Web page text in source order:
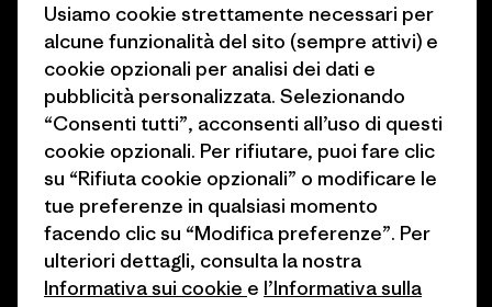
1% For The Planet
Come finanziamo
Buoni regalo
Trova un negozio
Industry program
Programma di affiliazione
Patagonia Svizzera Mappa del
sito
© 2026 Patagonia, Inc. All Rights Reserved.
Usiamo cookie strettamente necessari per
alcune funzionalità del sito (sempre attivi) e
cookie opzionali per analisi dei dati e
pubblicità personalizzata. Selezionando
“Consenti tutti”, acconsenti all’uso di questi
cookie opzionali. Per rifiutare, puoi fare clic
su “Rifiuta cookie opzionali” o modificare le
tue preferenze in qualsiasi momento
facendo clic su “Modifica preferenze”. Per
ulteriori dettagli, consulta la nostra
Informativa sui cookie e l’Informativa sulla